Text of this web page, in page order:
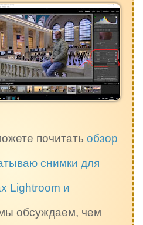
почитать обзор
снимки для
Lightroom и
обсуждаем, чем